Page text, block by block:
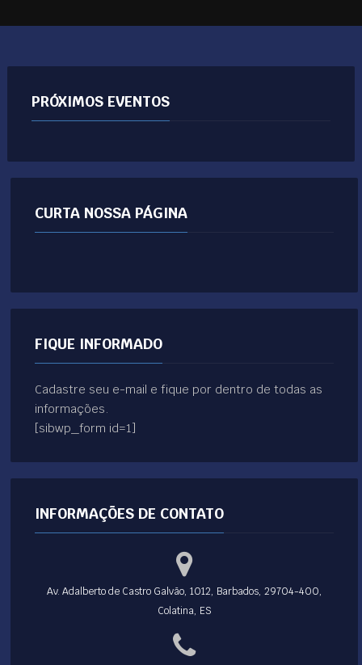
PRÓXIMOS EVENTOS
CURTA NOSSA PÁGINA
FIQUE INFORMADO
Cadastre seu e-mail e fique por dentro de todas as
informações.
[sibwp_form id=1]
INFORMAÇÕES DE CONTATO
Av. Adalberto de Castro Galvão, 1012, Barbados, 29704-400,
Colatina, ES